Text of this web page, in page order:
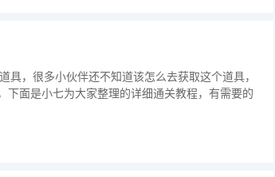
具，很多小伙伴还不知道该怎么去获取这个道具，
面是小七为大家整理的详细通关教程，有需要的